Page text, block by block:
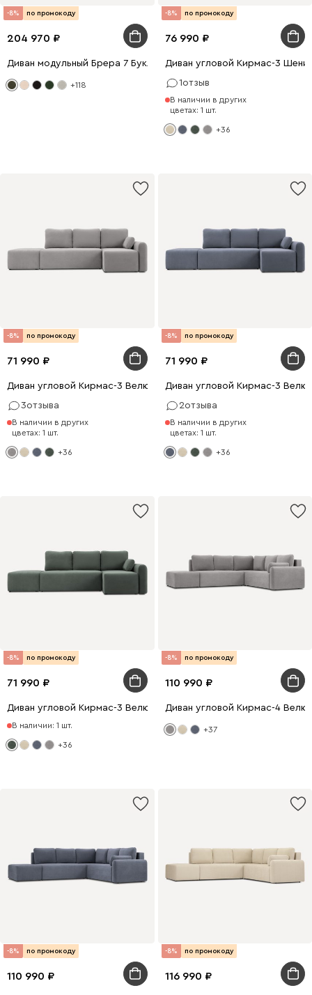
-8% по промокоду
204 970
Диван модульный Брера 7 Букле Зеленый
+118
-8% по промокоду
76 990
Диван угловой Кирмас-3
1отзыв
В наличии в других
цветах: 1 шт.
+36
-8% по промокоду
71 990
Диван угловой Кирмас-3 Велюр Светло-серый
3отзыва
В наличии в других
цветах: 1 шт.
+36
-8% по промокоду
71 990
Диван угловой Кирмас-3
2отзыва
В наличии в других
цветах: 1 шт.
+36
-8% по промокоду
71 990
Диван угловой Кирмас-3 Велюр Зеленый
В наличии: 1 шт.
+36
-8% по промокоду
110 990
Диван угловой Кирмас-4
+37
-8% по промокоду
110 990
-8% по промокоду
116 990